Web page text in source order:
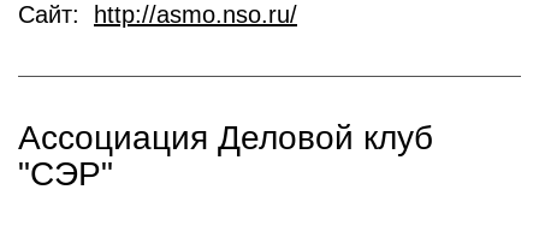
Сайт:
http://asmo.nso.ru/
Ассоциация Деловой клуб
"СЭР"